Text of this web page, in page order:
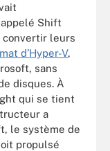
Shift
convertir leurs
d’Hyper-V,
sans
disques. À
qui se tient
a
le système de
propulsé